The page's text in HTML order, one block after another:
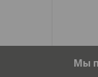
Мы